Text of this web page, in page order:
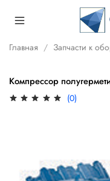
Главная Запчасти к
Компрессор
(0)